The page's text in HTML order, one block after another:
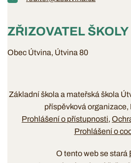
ZŘIZOVATEL ŠKOLY
Obec Útvina, Útvina 80
Základní škola a mateřská škola
příspěvková organizace,
Prohlášení o přístupnosti
Prohlášení o
O tento web se stará